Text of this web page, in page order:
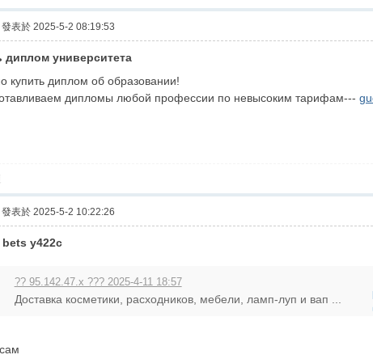
發表於 2025-5-2 08:19:53
диплом университета
купить диплом об образовании!
дипломы любой профессии по невысоким тарифам---
發表於 2025-5-2 10:22:26
y422c
?? 95.142.47.x ??? 2025-4-11 18:57
Доставка косметики, расходников, мебели, ламп-луп и вап ...